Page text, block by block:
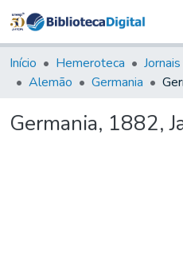
&
Início Hemeroteca
Alemão
Germania
Germania, 1882,